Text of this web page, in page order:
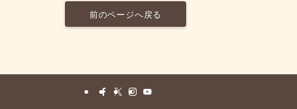
前のページへ戻る